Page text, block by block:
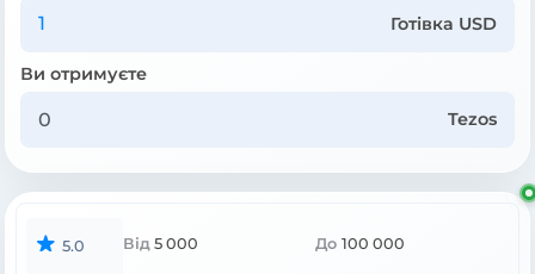
Готівка USD
Ви отримуєте
Tezos
5.0 Від 5 000 До 100 000